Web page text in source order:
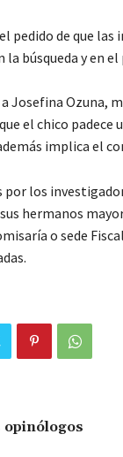
de que las
búsqueda y en
Josefina Ozuna,
el chico
implica el
los
hermanos
o sede
opinólogos